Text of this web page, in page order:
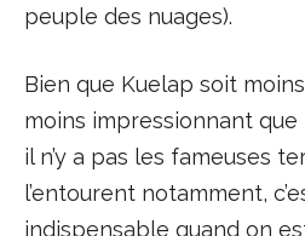
peuple des nuages).
Bien que Kuelap soit
moins impressionnant que
il n’y a pas les fameuses
l’entourent notamment,
indispensable quand on